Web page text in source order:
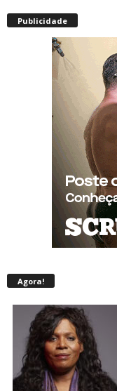
Publicidade
Agora!